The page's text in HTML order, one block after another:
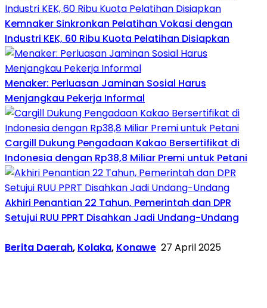
Kemnaker Sinkronkan Pelatihan Vokasi dengan
Industri KEK, 60 Ribu Kuota Pelatihan Disiapkan
Menaker: Perluasan Jaminan Sosial Harus
Menjangkau Pekerja Informal
Cargill Dukung Pengadaan Kakao Bersertifikat di
Indonesia dengan Rp38,8 Miliar Premi untuk Petani
Akhiri Penantian 22 Tahun, Pemerintah dan DPR
Setujui RUU PPRT Disahkan Jadi Undang-Undang
Berita Daerah, Kolaka, Konawe 27 April 2025